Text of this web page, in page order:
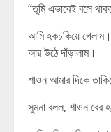
“তুমি এভাবেই বসে
আমি হকচকিয়ে
আর উঠে দাঁড়ালাম।
শাওন আমার দিকে
সুমনা বলল, শাওন বের